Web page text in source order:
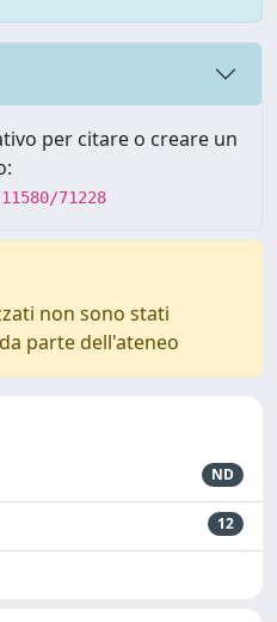
per citare o creare un
71228
non sono stati
parte dell'ateneo
ND
12